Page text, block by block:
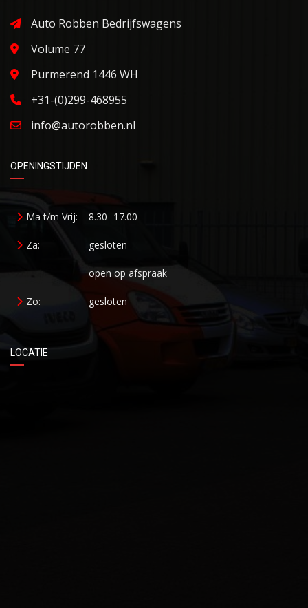
Auto Robben Bedrijfswagens
Volume 77
Purmerend 1446 WH
+31-(0)299-468955
info@autorobben.nl
OPENINGSTIJDEN
Ma t/m Vrij: 8.30 -17.00
Za: gesloten
open op afspraak
Zo: gesloten
LOCATIE